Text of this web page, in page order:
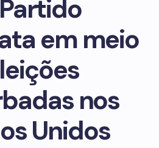
em meio
nos
Unidos